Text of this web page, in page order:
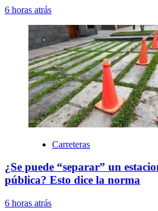
6 horas atrás
Carreteras
¿Se puede “separar” un
pública? Esto dice la norma
6 horas atrás